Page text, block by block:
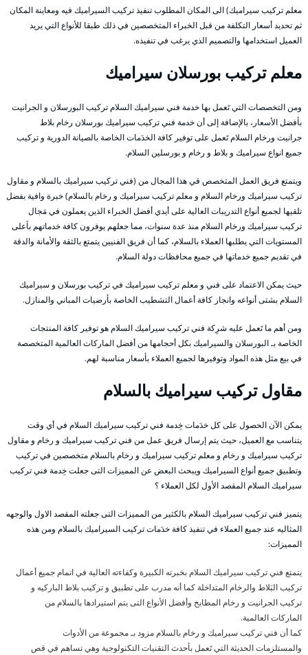
معلم تركيب سيراميك) الى المكان المطلوب تنفيذ تركيب السيراميك فيه ومعاينة المكان
ثم تحديد أسعار التكلفة من قبل الخبراء المتخصصين في ذلك طبقا للأنواع التي يريد
العميل استخدامها والتصميم الذي يرغب في تنفيذه.
معلمتركيب بورسلان سيراميك
ومن التخصصات التي تَعمل بها خدمة فني سيراميك السلام تركيب البورسلان و الجرانيت
بأفضل الأسعار، بالإضافة إلى أن خدمة فني تركيب سيراميك بورسلان رخام بلاط
جرانيت ورخام السلام تَعمل على توفير كافة الخدَمات الخاصة بالصيانة الدورية و تركيب
جميع انواع سيراميك و بلاط و رخام و بورسلين السلام.
ويتمتع فريق العمل المتخصص في هذا المجال من (فني تركيب سيراميك بالسلام و مقاول
تركيب سيراميك ورخام السلام و معلم تركيب سيراميك و رخام بالسلام) خبرة وافية بفضل
تلقيها لجميع أنواع التدريبات العالية على أيدي أفضل الخبراء الذين يعملون في مَجال
تركيب سيراميك ورخام السلام منذ عدة سنوات، مما جعلهم يوفرون كافة خدماتهم بأعلى
المستويات التي يطلبها العملاء بالسلام، كما أن فريق الفنيين يتمتع بالثقة والأمانة والدقة
في تقديم جميع خدماتها في جميع محافظات دولة السلام.
حيث يمكن الاعتماد على فني و معلم تركيب سيراميك في تركيب بورسلان و سيراميك
السلام بشتى أنواعه وانجاز كافة أعمال التشطيب الخاصة بأرضيات المباني والمنازل.
ومن أهم ما تَعمل عليه شرِكة فني تركيب سيراميك السلام هو توفير كافة المنتجات
الخاصة بـ البورسلان والسيراميك بكل أحجامها من أفضل الماركات العالمية المتخصصة
في بيع مثل هذه المواد وتوفيرها لجميع العملاء بأسعار مناسبة لهم.
مقاول تركيب سيراميك بالسلام
يمكن الآن الحصول على كل خدَمات خِدمة فني تركيب سيراميك السلام في أي وقت
يتناسب مع العميل، حيث يتم إرسال فريق عمل من فني تركيب سيراميك و رخام و مقاول
تركيب سيراميك و رخام و معلم تركيب سيراميك و رخام بالسلام متخصصين في تركيب
وتطبيق جميع أنواع السيراميك ويبحث البعض عن المميزات التى جعلت خِدمة فني تركيب
سيراميك السلام المقصد الأول لكل العملاء ؟
يتميز فني تركيب سيراميك السلام بالكثير من المميزات التى جعلته المقصد الاول والوجهه
المثاليه عند جميع العملاء في تنفيذ كافة خدَمات تركيب السيراميك بالسلام ومن هذه
المميزات:
يتمتع فني تركيب سيراميك السلام بخبرته الكبيرة وكفاءته العالية في اتمام جميع أعمال
تركيب البَلاط والرخام المتداخلة كما أنه مدرب على تطبيق و تركيب بلاط الباركيه و
تركيب الجرانيت و رخام المطابخ وأفضل الأنواع التى يتم استيرادها بالسلام من
الماركات العالمية.
كما أن فني تركيب سيراميك و رخام بالسلام مزود بـ مجموعة من الأدوات
والمستلزمات الحديثة التي تَعمل بأحدث التقنيات التكنولوجية وهي تساهم في قص